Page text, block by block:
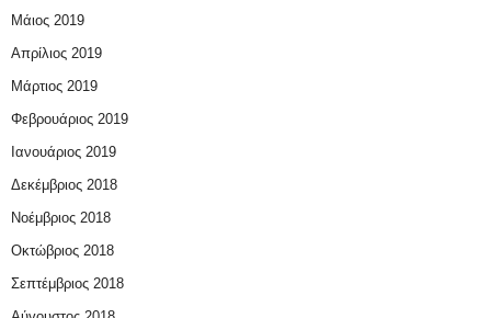
Μάιος 2019
Απρίλιος 2019
Μάρτιος 2019
Φεβρουάριος 2019
Ιανουάριος 2019
Δεκέμβριος 2018
Νοέμβριος 2018
Οκτώβριος 2018
Σεπτέμβριος 2018